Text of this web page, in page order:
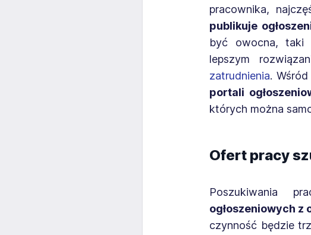
pracownika,
publikuje
być owocna, taki
lepszym
zatrudnienia.
portali
których można
Ofert pracy
Poszukiwania
ogłoszeniowych z
czynność będzie